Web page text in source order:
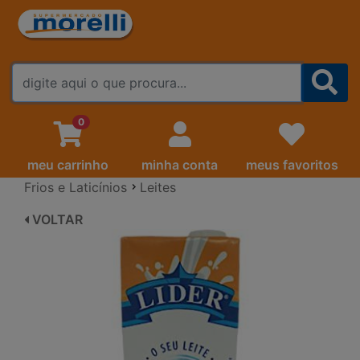
FALE CONOSCO
0
meu carrinho minha conta
meus favoritos
Frios e Laticínios
Leites
VOLTAR